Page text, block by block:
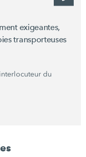
exigeantes,
transporteuses
du